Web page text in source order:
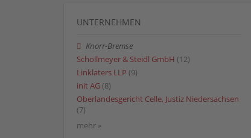
UNTERNEHMEN
Knorr-Bremse
Schollmeyer & Steidl GmbH (12)
Linklaters LLP (9)
init AG (8)
Oberlandesgericht Celle, Justiz Niedersachsen
(7)
mehr »